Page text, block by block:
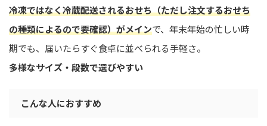
冷凍ではなく冷蔵配送されるおせち（ただし注文するおせち
の種類によるので要確認）がメインで、年末年始の忙しい時
期でも、届いたらすぐ食卓に並べられる手軽さ。
多様なサイズ・段数で選びやすい
こんな人におすすめ